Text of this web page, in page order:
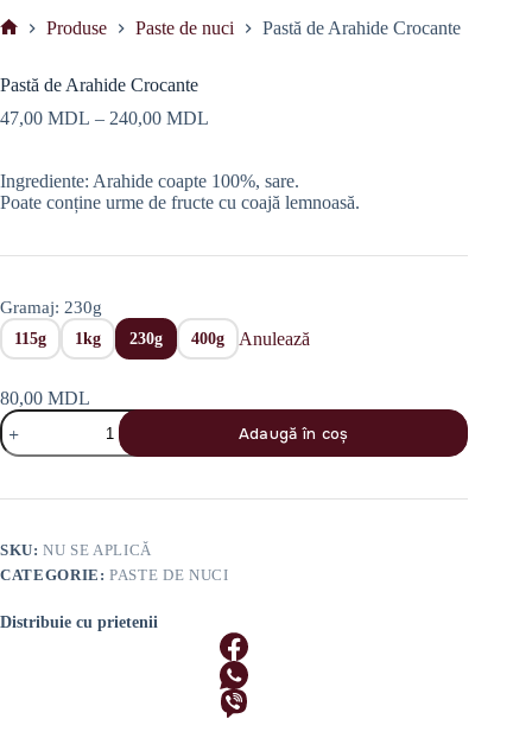
Produse Paste de nuci Pastă de Arahide Crocante
Pastă de Arahide Crocante
47,00 MDL – 240,00 MDL
47,00 MDL
până
Ingrediente: Arahide coapte 100%, sare.
Poate conține urme de fructe cu coajă lemnoasă.
Gramaj: 230g
115g 1kg 230g 400g Anulează
80,00 MDL
Cantitate
Pastă
de
Crocante
Adaugă în coș
SKU:NU SE APLICĂ
CATEGORIE:PASTE DE NUCI
Distribuie cu prietenii